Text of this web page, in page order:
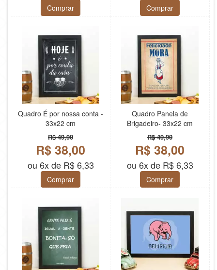
Comprar Comprar
Quadro É por nossa conta -
33x22 cm
R$ 49,90
R$ 38,00
ou 6x de R$ 6,33
Comprar
Quadro Panela de
Brigadeiro- 33x22 cm
R$ 49,90
R$ 38,00
ou 6x de R$ 6,33
Comprar